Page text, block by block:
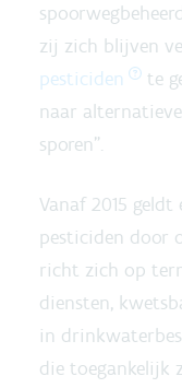
zij zich blijven
pesticiden
te
naar
sporen”.
Vanaf 2015
pesticiden door
richt zich op
diensten,
in
die toegankelijk